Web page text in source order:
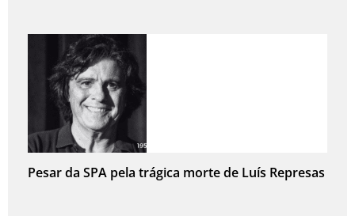
Pesar da SPA pela trágica morte de Luís Represas